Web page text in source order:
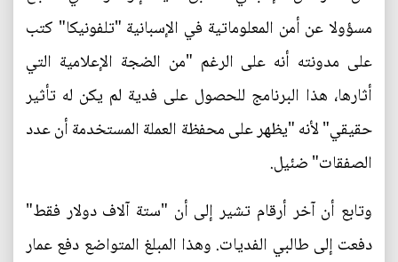
مسؤولا عن أمن المعلوماتية في الإسبانية "تلفونيكا" كتب
على مدونته أنه على الرغم "من الضجة الإعلامية التي
أثارها، هذا البرنامج للحصول على فدية لم يكن له تأثير
حقيقي" لأنه "يظهر على محفظة العملة المستخدمة أن عدد
الصفقات" ضئيل.
وتابع أن آخر أرقام تشير إلى أن "ستة آلاف دولار فقط"
دفعت إلى طالبي الفديات. وهذا المبلغ المتواضع دفع عمار